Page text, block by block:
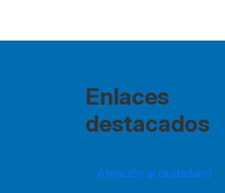
Enlaces
destacados
Atención al ciudadano